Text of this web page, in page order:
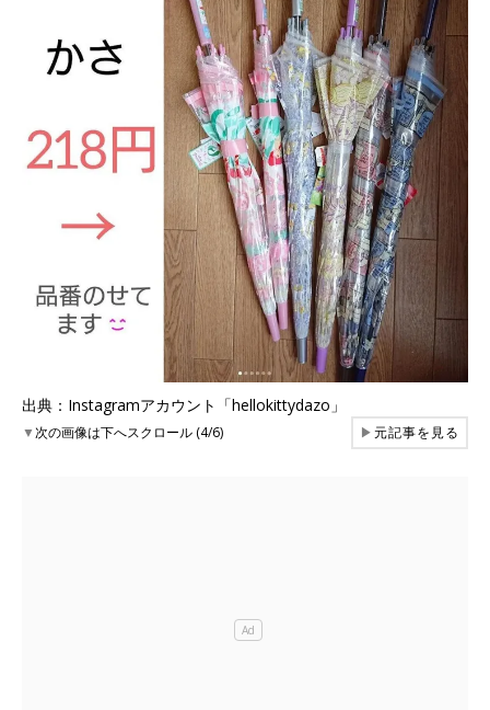
出典：Instagramアカウント「hellokittydazo」
▼次の画像は下へスクロール (4/6) ▶元記事を見る